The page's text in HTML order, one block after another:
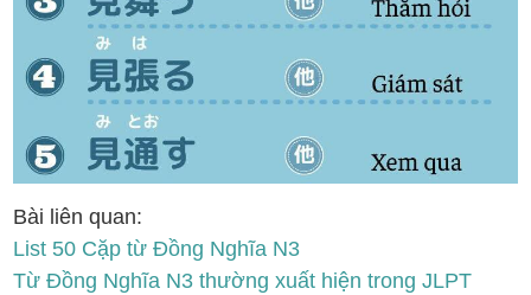
Bài liên quan:
List 50 Cặp từ Đồng Nghĩa N3
Từ Đồng Nghĩa N3 thường xuất hiện trong JLPT